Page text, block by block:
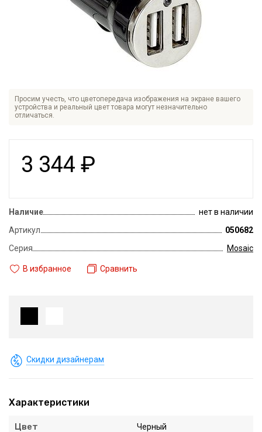
Просим учесть, что цветопередача изображения на экране вашего
устройства и реальный цвет товара могут незначительно
отличаться.
3 344 ₽
Наличие
нет в наличии
Артикул
050682
Серия
Mosaic
В избранное Сравнить
Скидки дизайнерам
Характеристики
Цвет Черный